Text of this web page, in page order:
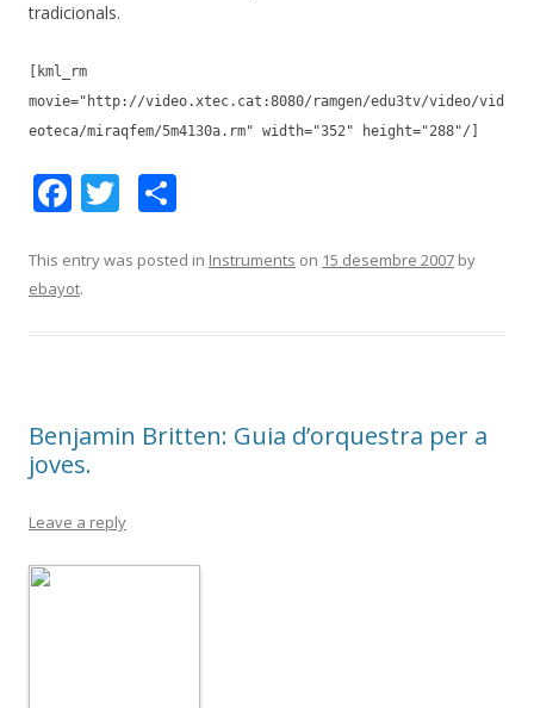
tradicionals.
[kml_rm
movie="http://video.xtec.cat:8080/ramgen/edu3tv/video/vid
eoteca/miraqfem/5m4130a.rm" width="352" height="288"/]
F
e
b
k
T
itt m
ix
This entry was posted in Instruments on 15 desembre 2007 by
ebayot.
Benjamin Britten: Guia d’orquestra per a
joves.
Leave a reply